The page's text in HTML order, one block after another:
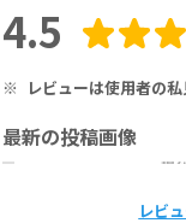
4.5
※ レビューは使用者の
最新の投稿画像
現
レビ